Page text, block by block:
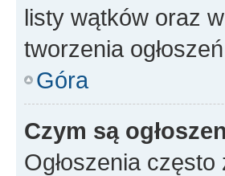
listy wątków oraz
tworzenia
Góra
Czym są
Ogłoszenia